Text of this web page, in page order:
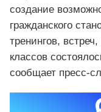
создание
гражданского
тренингов,
классов
сообщает пресс-